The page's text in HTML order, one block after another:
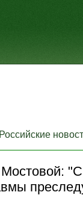
Российские